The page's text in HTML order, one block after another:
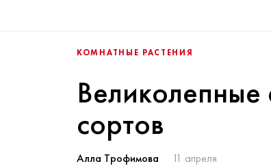
КОМНАТНЫЕ РАСТЕНИЯ
сортов
Алла Трофимова 11 апреля